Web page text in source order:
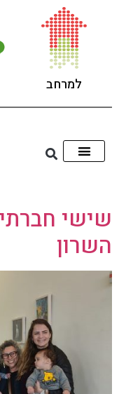
למרחב
שישי
השרון